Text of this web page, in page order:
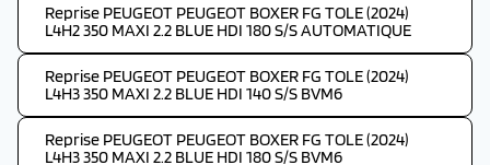
Reprise PEUGEOT PEUGEOT BOXER FG TOLE (2024)
L4H2 350 MAXI 2.2 BLUE HDI 180 S/S AUTOMATIQUE
Reprise PEUGEOT PEUGEOT BOXER FG TOLE (2024)
L4H3 350 MAXI 2.2 BLUE HDI 140 S/S BVM6
Reprise PEUGEOT PEUGEOT BOXER FG TOLE (2024)
L4H3 350 MAXI 2.2 BLUE HDI 180 S/S BVM6